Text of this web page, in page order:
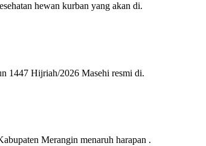
hewan kurban yang akan di.
1447 Hijriah/2026 Masehi resmi di.
Merangin menaruh harapan .